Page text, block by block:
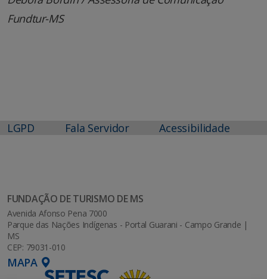
Fundtur-MS
LGPD Fala Servidor Acessibilidade
FUNDAÇÃO DE TURISMO DE MS
Avenida Afonso Pena 7000
Parque das Nações Indígenas - Portal Guarani - Campo Grande |
MS
CEP: 79031-010
MAPA